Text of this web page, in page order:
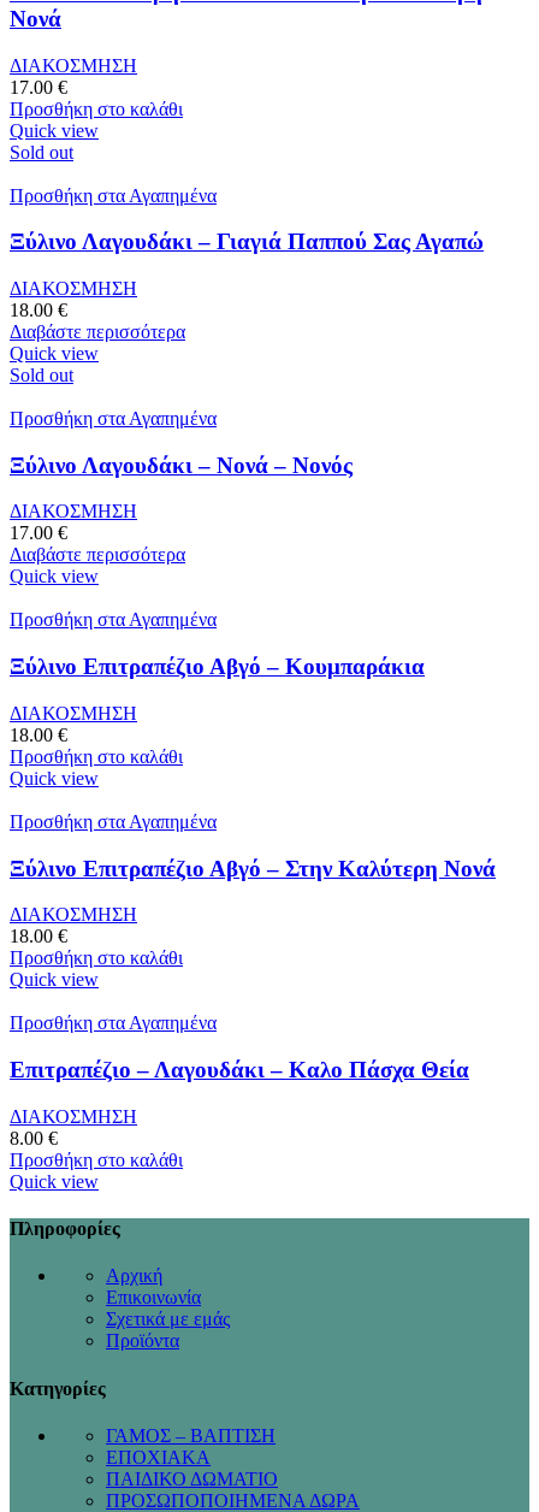
Νονά
ΔΙΑΚΟΣΜΗΣΗ
17.00 €
Προσθήκη στο καλάθι
Quick view
Sold out
Προσθήκη στα Αγαπημένα
Ξύλινο Λαγουδάκι – Γιαγιά Παππού Σας Αγαπώ
ΔΙΑΚΟΣΜΗΣΗ
18.00 €
Διαβάστε περισσότερα
Quick view
Sold out
Προσθήκη στα Αγαπημένα
Ξύλινο Λαγουδάκι – Νονά – Νονός
ΔΙΑΚΟΣΜΗΣΗ
17.00 €
Διαβάστε περισσότερα
Quick view
Προσθήκη στα Αγαπημένα
Ξύλινο Επιτραπέζιο Αβγό – Κουμπαράκια
ΔΙΑΚΟΣΜΗΣΗ
18.00 €
Προσθήκη στο καλάθι
Quick view
Προσθήκη στα Αγαπημένα
Ξύλινο Επιτραπέζιο Αβγό – Στην Καλύτερη Νονά
ΔΙΑΚΟΣΜΗΣΗ
18.00 €
Προσθήκη στο καλάθι
Quick view
Προσθήκη στα Αγαπημένα
Επιτραπέζιο – Λαγουδάκι – Καλο Πάσχα Θεία
ΔΙΑΚΟΣΜΗΣΗ
8.00 €
Προσθήκη στο καλάθι
Quick view
Πληροφορίες
Αρχική
Επικοινωνία
Σχετικά με εμάς
Προϊόντα
Κατηγορίες
ΓΑΜΟΣ – ΒΑΠΤΙΣΗ
ΕΠΟΧΙΑΚΑ
ΠΑΙΔΙΚΟ ΔΩΜΑΤΙΟ
ΠΡΟΣΩΠΟΠΟΙΗΜΕΝΑ ΔΩΡΑ